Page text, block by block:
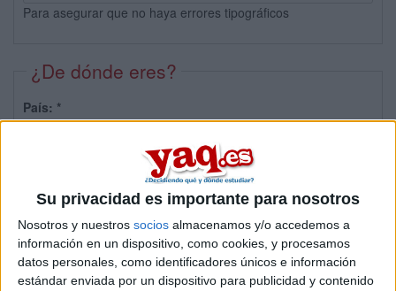
Su privacidad es importante para nosotros
Nosotros y nuestros socios almacenamos y/o accedemos a
información en un dispositivo, como cookies, y procesamos
datos personales, como identificadores únicos e información
estándar enviada por un dispositivo para publicidad y contenido
Para asegurar que no haya errores tipográficos
¿De dónde eres?
País: *
Sobre ti